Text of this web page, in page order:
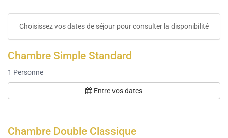
Choisissez vos dates de séjour pour consulter la disponibilité
Chambre Simple Standard
1 Personne
Entre vos dates
Chambre Double Classique